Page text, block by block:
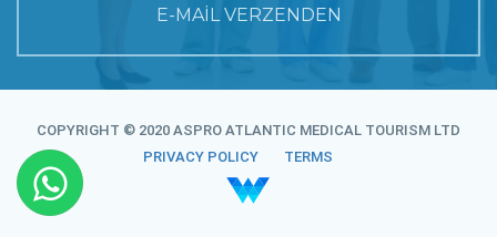
E-MAIL VERZENDEN
COPYRIGHT © 2020 ASPRO ATLANTIC MEDICAL TOURISM LTD
PRIVACY POLICY
TERMS